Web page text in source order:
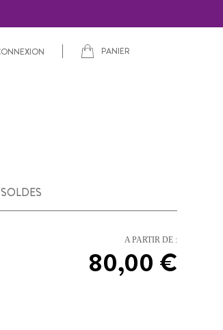
PANIER
SOLDES
A PARTIR DE :
80,00 €